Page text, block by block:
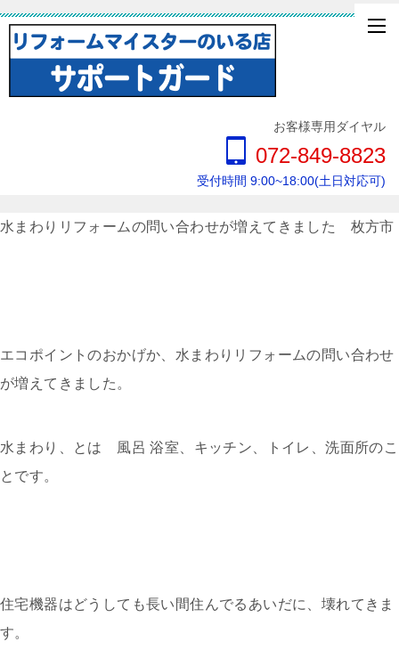
お客様専用ダイヤル
072-849-8823
受付時間 9:00~18:00(土日対応可)
水まわりリフォームの問い合わせが増えてきました 枚方市
エコポイントのおかげか、水まわりリフォームの問い合わせ
が増えてきました。
水まわり、とは 風呂 浴室、キッチン、トイレ、洗面所のこ
とです。
住宅機器はどうしても長い間住んでるあいだに、壊れてきま
す。